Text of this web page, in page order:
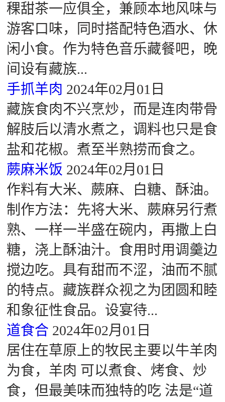
稞甜茶一应俱全，兼顾本地风味与
游客口味，同时搭配特色酒水、休
闲小食。作为特色音乐藏餐吧，晚
间设有藏族...
手抓羊肉 2024年02月01日
藏族食肉不兴烹炒，而是连肉带骨
解肢后以清水煮之，调料也只是食
盐和花椒。煮至半熟捞而食之。
蕨麻米饭 2024年02月01日
作料有大米、蕨麻、白糖、酥油。
制作方法：先将大米、蕨麻另行煮
熟、一样一半盛在碗内，再撒上白
糖，浇上酥油汁。食用时用调羹边
搅边吃。具有甜而不涩，油而不腻
的特点。藏族群众视之为团圆和睦
和象征性食品。设宴待...
道食合 2024年02月01日
居住在草原上的牧民主要以牛羊肉
为食，羊肉 可以煮食、烤食、炒
食，但最美味而独特的吃 法是“道